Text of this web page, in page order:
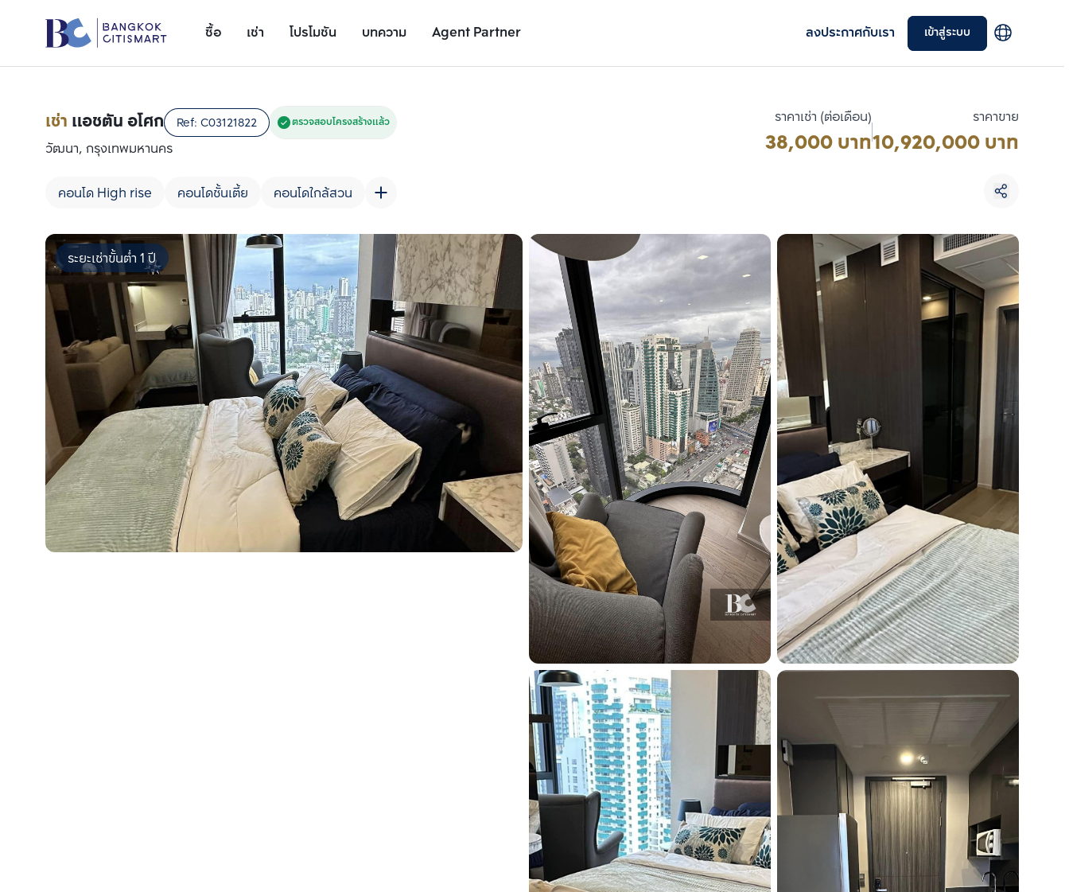
ซื้อ เช่า โปรโมชัน บทความ Agent Partner ลงประกาศกับเรา เข้าสู่ระบบ
รายละเอียดยูนิต
เช่า แอชตัน อโศก Ref: C03121822 ตรวจสอบโครงสร้างแล้ว
วัฒนา, กรุงเทพมหานคร
คอนโด High rise คอนโดชั้นเตี้ย คอนโดใกล้สวน
ราคาขาย
10,920,000 บาท
ราคาเช่า (ต่อเดือน)
38,000 บาท
ระยะเช่าขั้นต่ำ 1 ปี
เพิ่มยูนิตเปรียบเทียบ
รายการที่ 1
เพิ่มยูนิตเปรียบเทียบ
รายการที่ 2
เพิ่มยูนิตเปรียบเทียบ
รายการที่ 3
เลือกยูนิตเพื่อเปรียบเทียบ
เลือกได้สูงสุด 3 รายการ
เปรียบเทียบ
ลบทั้งหมด